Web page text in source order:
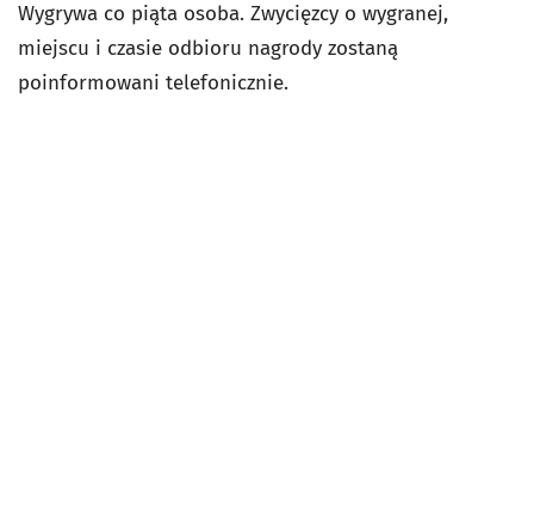
Wygrywa co piąta osoba. Zwycięzcy o wygranej,
miejscu i czasie odbioru nagrody zostaną
poinformowani telefonicznie.